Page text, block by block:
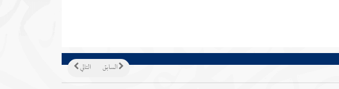
التالي السابق